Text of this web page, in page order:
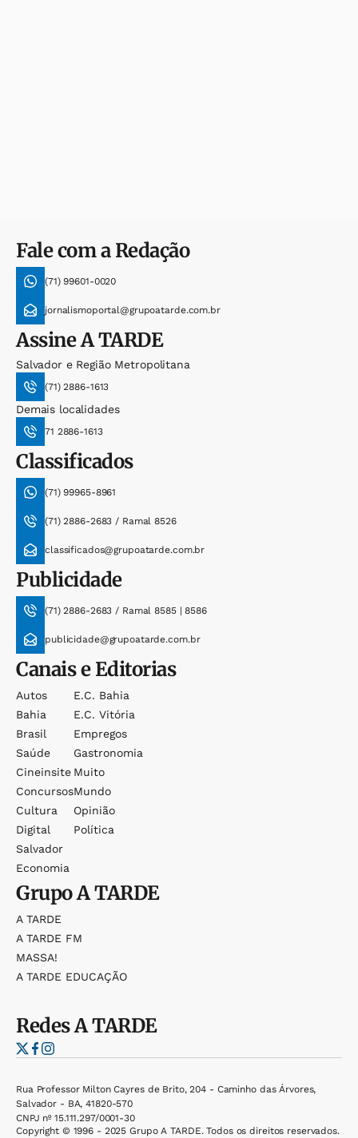
Fale com a Redação
(71) 99601-0020
jornalismoportal@grupoatarde.com.br
AssineA TARDE
Salvador e Região Metropolitana
(71) 2886-1613
Demais localidades
71 2886-1613
Classificados
(71) 99965-8961
(71) 2886-2683 / Ramal 8526
classificados@grupoatarde.com.br
Publicidade
(71) 2886-2683 / Ramal 8585 | 8586
publicidade@grupoatarde.com.br
Canais e Editorias
Autos
Bahia
Brasil
Saúde
Cineinsite
Concursos
Cultura
Digital
Salvador
Economia
E.c. Bahia
E.c. Vitória
Empregos
Gastronomia
Muito
Mundo
Opinião
Política
GrupoA TARDE
A TARDE
A TARDE FM
MASSA!
A TARDE EDUCAÇÃO
RedesA TARDE
Rua Professor Milton Cayres de Brito, 204 - Caminho das Árvores,
Salvador - BA, 41820-570
CNPJ nº 15.111.297/0001-30
Copyright © 1996 - 2025 Grupo A TARDE. Todos os direitos reservados.